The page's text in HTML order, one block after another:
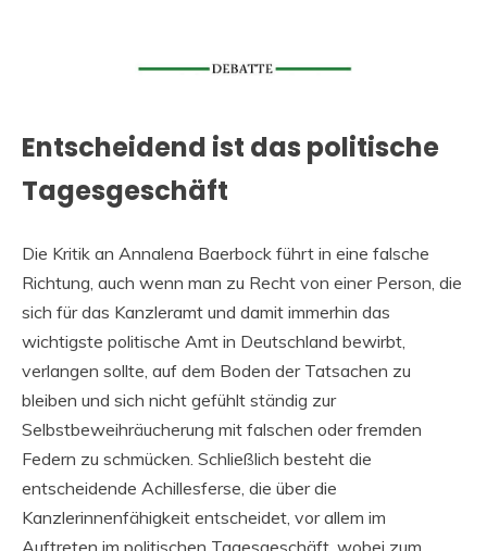
Entscheidend ist das politische
Tagesgeschäft
Die Kritik an Annalena Baerbock führt in eine falsche
Richtung, auch wenn man zu Recht von einer Person, die
sich für das Kanzleramt und damit immerhin das
wichtigste politische Amt in Deutschland bewirbt,
verlangen sollte, auf dem Boden der Tatsachen zu
bleiben und sich nicht gefühlt ständig zur
Selbstbeweihräucherung mit falschen oder fremden
Federn zu schmücken. Schließlich besteht die
entscheidende Achillesferse, die über die
Kanzlerinnenfähigkeit entscheidet, vor allem im